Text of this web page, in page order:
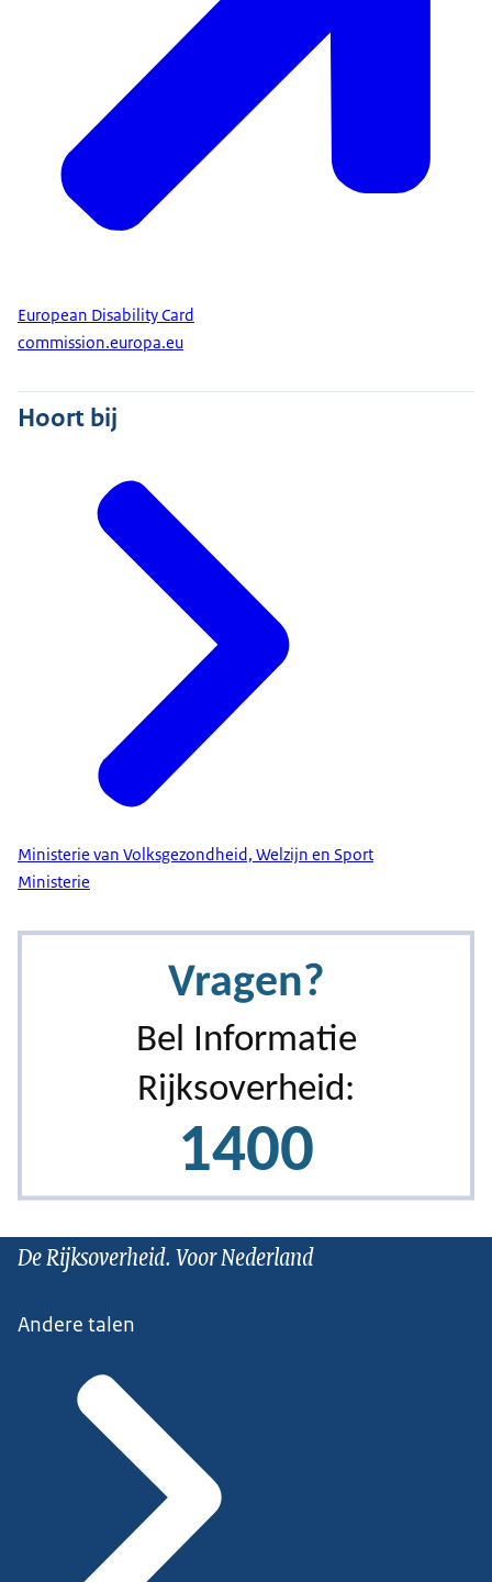
European Disability Card
commission.europa.eu
Hoort bij
Ministerie van Volksgezondheid, Welzijn en Sport
Ministerie
De Rijksoverheid. Voor Nederland
Andere talen